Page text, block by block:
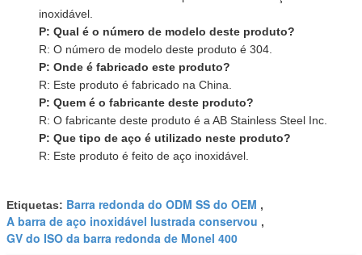
inoxidável.
P: Qual é o número de modelo deste produto?
R: O número de modelo deste produto é 304.
P: Onde é fabricado este produto?
R: Este produto é fabricado na China.
P: Quem é o fabricante deste produto?
R: O fabricante deste produto é a AB Stainless Steel Inc.
P: Que tipo de aço é utilizado neste produto?
R: Este produto é feito de aço inoxidável.
Etiquetas: Barra redonda do ODM SS do OEM ,
A barra de aço inoxidável lustrada conservou ,
GV do ISO da barra redonda de Monel 400